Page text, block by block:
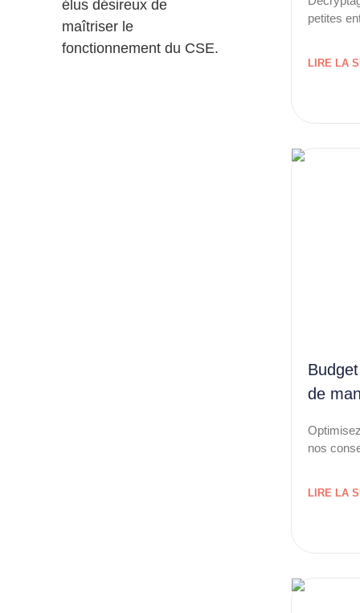
élus désireux de
maîtriser le
fonctionnement du CSE.
petites
LIRE LA
de
nos
LIRE LA